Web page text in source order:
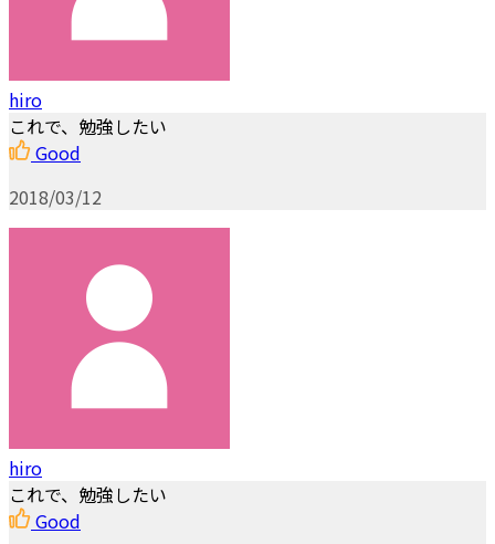
hiro
これで、勉強したい
Good
2018/03/12
hiro
これで、勉強したい
Good